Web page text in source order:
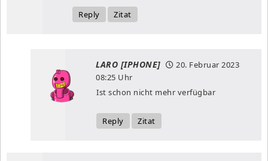
Reply Zitat
LARO [IPHONE]
20. Februar 2023
08:25 Uhr
Ist schon nicht mehr verfügbar
Reply Zitat